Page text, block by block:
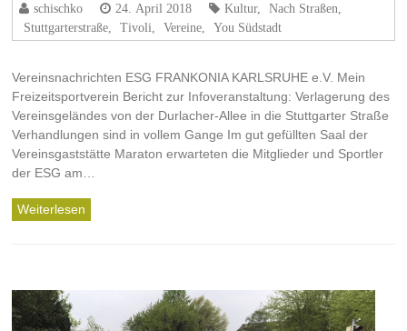
schischko 24. April 2018 Kultur, Nach Straßen
Stuttgarterstraße
Tivoli Vereine You Südstadt
Vereinsnachrichten ESG FRANKONIA KARLSRUHE e.V. Mein
Freizeitsportverein Bericht zur Infoveranstaltung: Verlagerung des
Vereinsgeländes von der Durlacher-Allee in die Stuttgarter Straße
Verhandlungen sind in vollem Gange Im gut gefüllten Saal der
Vereinsgaststätte Maraton erwarteten die Mitglieder und Sportler
der ESG am…
Weiterlesen